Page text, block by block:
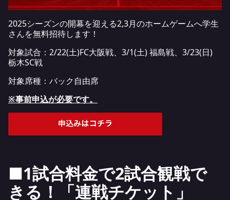
2025シーズンの開幕を迎える2,3月のホームゲームへ学生
さんを無料招待します！
対象試合：2/22(土)FC大阪戦、3/1(土) 福島戦、3/23(日)
栃木SC戦
対象席種：バック自由席
※事前申込が必要です。
■1試合料金で2試合観戦で
きる！「連戦チケット」